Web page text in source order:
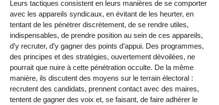
Leurs tactiques consistent en leurs manières de se comporter
avec les appareils syndicaux, en évitant de les heurter, en
tentant de les pénétrer discrètement, de se rendre utiles,
indispensables, de prendre position au sein de ces appareils,
d’y recruter, d’y gagner des points d’appui. Des programmes,
des principes et des stratégies, ouvertement dévoilées, ne
pourrait que nuire à cette pénétration occulte. De la même
manière, ils discutent des moyens sur le terrain électoral :
recrutent des candidats, prennent contact avec des maires,
tentent de gagner des voix et, se faisant, de faire adhérer le